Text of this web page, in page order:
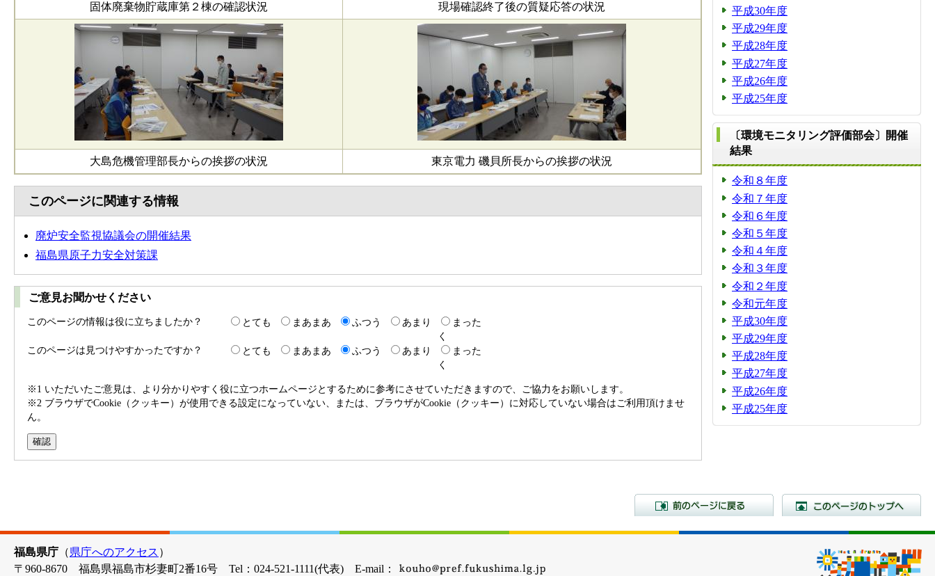
固体廃棄物貯蔵庫第２棟の確認状況 現場確認終了後の質疑応答の状況
大島危機管理部長からの挨拶の状況 東京電力 磯貝所長からの挨拶の状況
このページに関連する情報
廃炉安全監視協議会の開催結果
福島県原子力安全対策課
ご意見お聞かせください
このページの情報は役に立ちましたか？ とても まあまあ ふつう あまり
まった
く
このページは見つけやすかったですか？
とても まあまあ ふつう あまり
まった
く
※1 いただいたご意見は、より分かりやすく役に立つホームページとするために参考にさせていただきますので、ご協力をお願いします。
※2 ブラウザでCookie（クッキー）が使用できる設定になっていない、または、ブラウザがCookie（クッキー）に対応していない場合はご利用頂けませ
ん。
平成30年度
平成29年度
平成28年度
平成27年度
平成26年度
平成25年度
〔環境モニタリング評価部会〕開催
結果
令和８年度
令和７年度
令和６年度
令和５年度
令和４年度
令和３年度
令和２年度
令和元年度
平成30年度
平成29年度
平成28年度
平成27年度
平成26年度
平成25年度
前のページに戻る
福島県庁 （県庁へのアクセス ）
〒960-8670 福島県福島市杉妻町2番16号 Tel：024-521-1111(代表) E-mail：